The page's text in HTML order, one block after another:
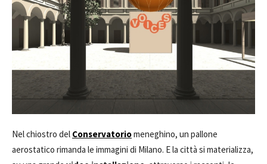
Nel chiostro del Conservatoriomeneghino, un pallone
aerostatico rimanda le immagini di Milano. E la città si materializza,